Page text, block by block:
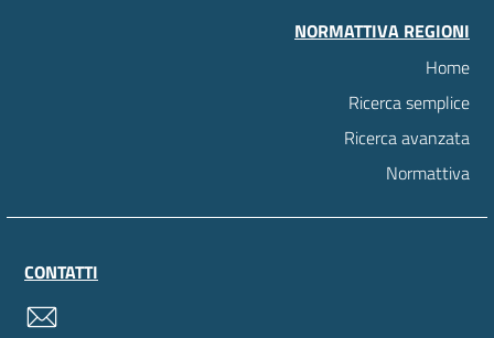
NORMATTIVA REGIONI
Home
Ricerca semplice
Ricerca avanzata
Normattiva
CONTATTI